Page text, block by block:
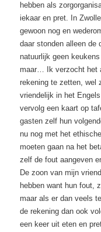
hebben als
iekaar en pret. In
gewoon nog en
daar stonden alleen de
natuurlijk geen
maar… Ik verzocht het
rekening te zetten, wel
vriendelijk in het
vervolg een kaart op
gasten zelf hun
nu nog met het
moeten gaan na het
zelf de fout aangeven
De zoon van mijn
hebben want hun fout,
maar als er dan veels
de rekening dan ook
een keer uit eten en